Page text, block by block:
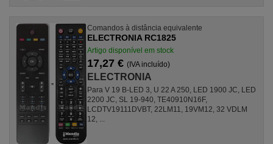
Comandos à distância equivalente
ELECTRONIA RC1825
Artigo disponível em stock
17,27 € (IVA incluído)
ELECTRONIA
Para V 19 B-LED 3, U 22 A 250, LED 1900 JC, LED
2200 JC, SL 19-940, TE40910N16F,
LCDTV19111DVBT, 22LM11, 19VM12, 32 VDLM
12, ...